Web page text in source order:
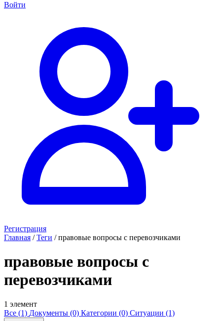
Войти
Регистрация
Главная / Теги / правовые вопросы с перевозчиками
правовые вопросы с
перевозчиками
1 элемент
Все (1) Документы (0) Категории (0) Ситуации (1)